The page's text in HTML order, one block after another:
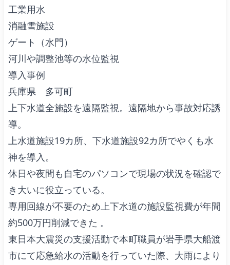
工業用水
消融雪施設
ゲート（水門）
河川や調整池等の水位監視
導入事例
兵庫県 多可町
上下水道全施設を遠隔監視。遠隔地から事故対応誘
導。
上水道施設19カ所、下水道施設92カ所でやくも水
神を導入。
休日や夜間も自宅のパソコンで現場の状況を確認で
き大いに役立っている。
専用回線が不要のため上下水道の施設監視費が年間
約500万円削減できた 。
東日本大震災の支援活動で本町職員が岩手県大船渡
市にて応急給水の活動を行っていた際、大雨により